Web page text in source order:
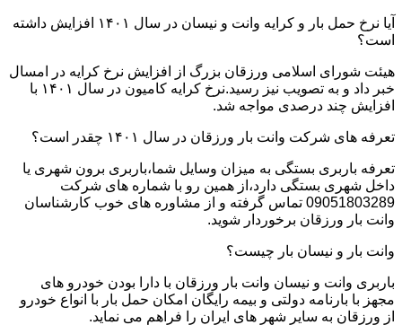
آیا نرخ حمل بار و کرایه وانت و نیسان در سال ۱۴۰۱ افزایش داشته
است؟
هیئت شورای اسلامی ورزقان بزرگ از افزایش نرخ کرایه در امسال
خبر داد و به تصویب نیز رسید.نرخ کرایه کامیون در سال ۱۴۰۱ با
افزایش چند درصدی مواجه شد.
تعرفه های شرکت وانت بار ورزقان در سال ۱۴۰۱ چقدر است؟
تعرفه باربری بستگی به میزان وسایل شما،باربری برون شهری یا
داخل شهری بستگی دارد،از همین رو با شماره های شرکت
09051803289 تماس گرفته و از مشاوره های خوب کارشناسان
وانت بار ورزقان برخوردار شوید.
وانت بار و نیسان بار چیست؟
باربری وانت و نیسان وانت بار ورزقان با دارا بودن خودرو های
مجهز با بارنامه دولتی و بیمه رایگان امکان حمل بار با انواع خودرو
از ورزقان به سایر شهر های ایران را فراهم می نماید.